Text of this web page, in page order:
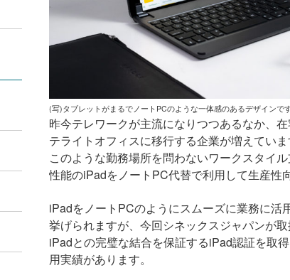
(写)タブレットがまるでノートPCのような一体感のあるデザインです
昨今テレワークが主流になりつつあるなか、
テライトオフィスに移行する企業が増えていま
このような勤務場所を問わないワークスタイ
性能のiPadをノート PC代替で利用して生産性
iPadをノート PCのようにスムーズに業務に活
挙げられますが、今回シネックスジャパンが
iPadとの完璧な結合を保証するiPad認証を取
用実績があります。